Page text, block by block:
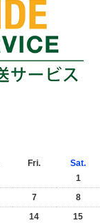
Fri.
Sat.
1
7
8
14
15